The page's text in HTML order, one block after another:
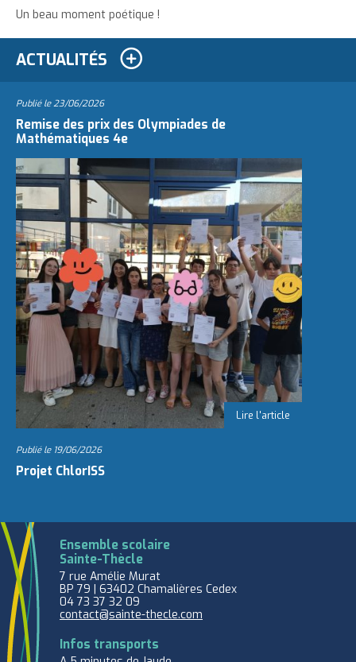
Un beau moment poétique !
ACTUALITÉS
Publié le23/06/2026
Remise des prix des Olympiades de
Mathématiques 4e
Publié le 19/06/2026
Projet ChlorISS
Ensemble scolaire
Sainte-Thècle
7 rue Amélie Murat
BP 79 | 63402 Chamalières Cedex
04 73 37 32 09
contact@sainte-thecle.com
Infos transports